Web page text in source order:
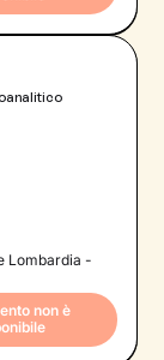
Lombardia -
non è